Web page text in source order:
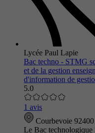
Lycée Paul Lapie
Bac techno - STMG
et de la gestion
d'information de
5.0
1 avis
Courbevoie 92400
Le Bac technologique